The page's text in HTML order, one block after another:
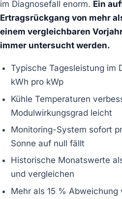
im Diagnosefall enorm. Ein
Ertragsrückgang von mehr
einem vergleichbaren
immer untersucht werden.
Typische Tagesleistung im
kWh pro kWp
Kühle Temperaturen
Modulwirkungsgrad leicht
Monitoring-System sofort
Sonne auf null fällt
Historische Monatswerte
und vergleichen
Mehr als 15 % Abweichung